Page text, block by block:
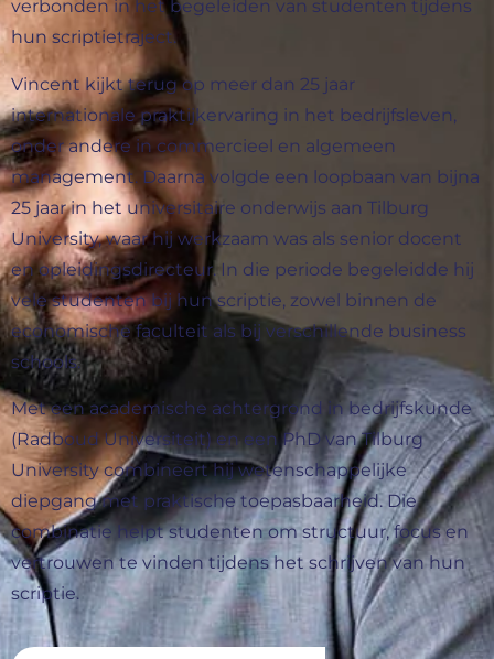
verbonden in het begeleiden van studenten tijdens
hun scriptietraject.
Vincent kijkt terug op meer dan 25 jaar
internationale praktijkervaring in het bedrijfsleven,
onder andere in commercieel en algemeen
management. Daarna volgde een loopbaan van bijna
25 jaar in het universitaire onderwijs aan Tilburg
University, waar hij werkzaam was als senior docent
en opleidingsdirecteur. In die periode begeleidde hij
vele studenten bij hun scriptie, zowel binnen de
economische faculteit als bij verschillende business
schools.
Met een academische achtergrond in bedrijfskunde
(Radboud Universiteit) en een PhD van Tilburg
University combineert hij wetenschappelijke
diepgang met praktische toepasbaarheid. Die
combinatie helpt studenten om structuur, focus en
vertrouwen te vinden tijdens het schrijven van hun
scriptie.